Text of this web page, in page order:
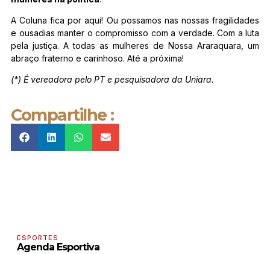
A Coluna fica por aqui! Ou possamos nas nossas fragilidades
e ousadias manter o compromisso com a verdade. Com a luta
pela justiça. A todas as mulheres de Nossa Araraquara, um
abraço fraterno e carinhoso. Até a próxima!
(*) É vereadora pelo PT e pesquisadora da Uniara.
Compartilhe :
ESPORTES
Agenda Esportiva